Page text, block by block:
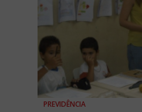
PREVIDÊNCIA